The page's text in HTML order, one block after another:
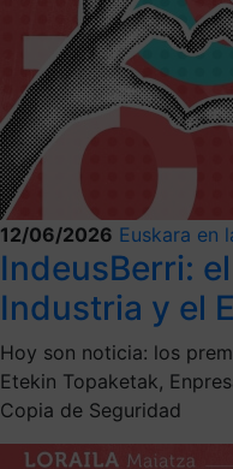
12/06/2026 Euskara en
IndeusBerri:
Industria y el
Hoy son noticia: los
Etekin Topaketak,
Copia de Seguridad